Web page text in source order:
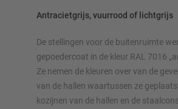
Antracietgrijs, vuurrood of lichtgrijs
De stellingen voor de buitenruimte
gepoedercoat in de kleur RAL 7016
Ze nemen de kleuren over van de
van de hallen waartussen ze
kozijnen van de hallen en de